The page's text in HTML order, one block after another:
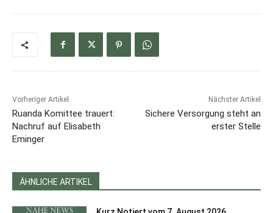
Vorheriger Artikel
Ruanda Komittee trauert:
Nachruf auf Elisabeth
Eminger
Nächster Artikel
Sichere Versorgung steht an
erster Stelle
ÄHNLICHE ARTIKEL